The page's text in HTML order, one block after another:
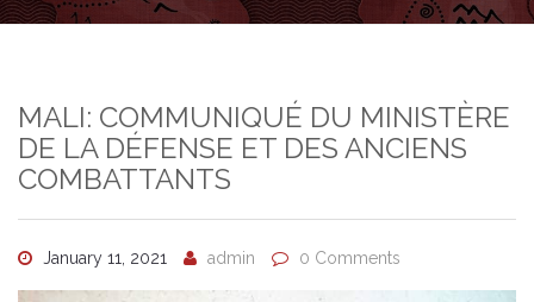
MALI: COMMUNIQUÉ DU MINISTÈRE
DE LA DÉFENSE ET DES ANCIENS
COMBATTANTS
January 11, 2021 admin 0 Comments